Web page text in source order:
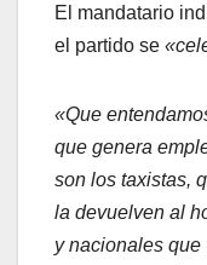
El mandatario
el partido se
«Que
que genera
son los taxistas,
la devuelven al
y nacionales que